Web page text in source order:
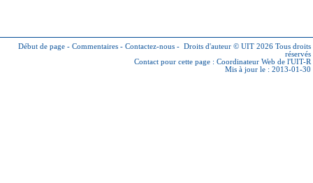
Début de page - Commentaires - Contactez-nous - Droits d'auteur © UIT 2026 Tous droits
réservés
Contact pour cette page : Coordinateur Web de l'UIT-R
Mis à jour le : 2013-01-30